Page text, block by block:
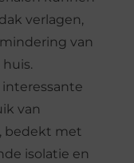
verlagen,
van
interessante
van
bedekt met
isolatie en